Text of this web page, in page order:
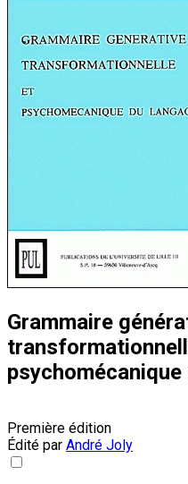
Grammaire
psychomécanique
Première édition
Édité par André Joly